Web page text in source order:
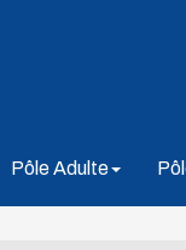
Pôle Adulte